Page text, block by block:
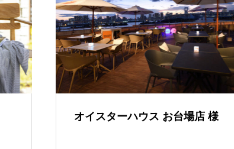
オイスターハウス お台場店 様